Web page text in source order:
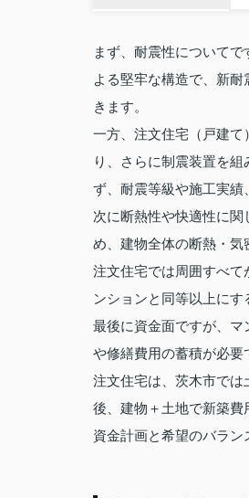
まず、耐震性について
よる堅牢な構造で、新
きます。
一方、注文住宅（戸建
り、さらに制震装置を
ず、耐震等級や施工実績
次に断熱性や快適性に
め、建物全体の断熱・気
注文住宅では周囲すべ
ンションと同等以上に
最後に資金面ですが、
や修繕費用の蓄積が必要
注文住宅は、茨木市で
後、建物＋土地で新築
資金計画と希望のバラン